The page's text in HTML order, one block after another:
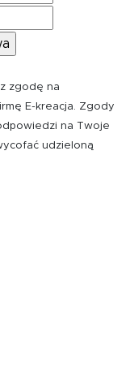
zgodę na
E-kreacja. Zgody
na Twoje
udzieloną